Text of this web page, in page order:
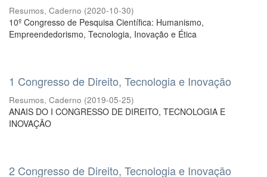
Resumos, Caderno (2020-10-30)
10º Congresso de Pesquisa Científica: Humanismo,
Empreendedorismo, Tecnologia, Inovação e Ética
1 Congresso de Direito, Tecnologia e Inovação
Resumos, Caderno (2019-05-25)
ANAIS DO I CONGRESSO DE DIREITO, TECNOLOGIA E
INOVAÇÃO
2 Congresso de Direito, Tecnologia e Inovação